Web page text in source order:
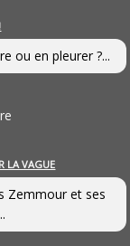
ou en pleurer ?...
LA VAGUE
Zemmour et ses